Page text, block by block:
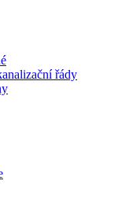
řády